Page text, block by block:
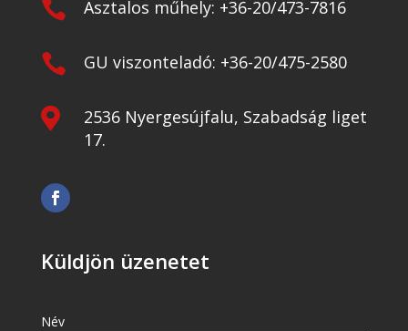
 Asztalos műhely: +36-20/473-7816
 GU viszonteladó: +36-20/475-2580

2536 Nyergesújfalu, Szabadság liget
17.
Küldjön üzenetet
Név